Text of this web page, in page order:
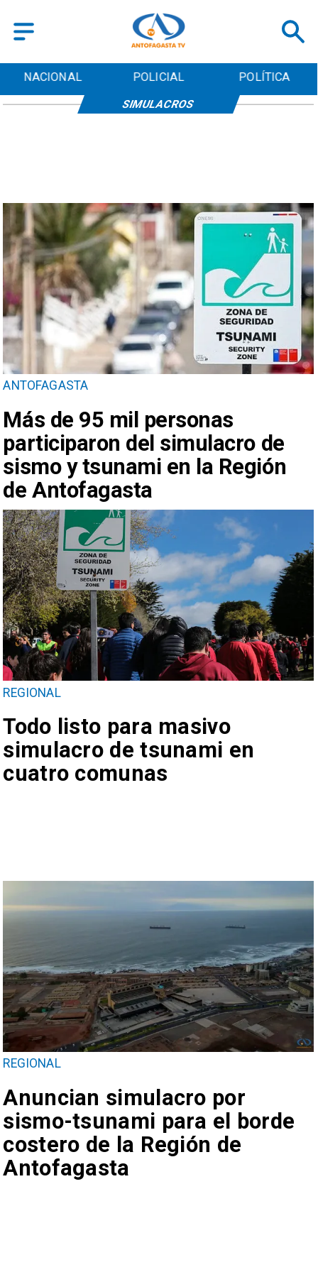
NACIONAL POLICIAL POLÍTICA
ANTOFAGASTA
Más de 95 mil personas
participaron del simulacro de
sismo y tsunami en la Región
de Antofagasta
REGIONAL
Todo listo para masivo
simulacro de tsunami en
cuatro comunas
SIMULACROS
REGIONAL
Anuncian simulacro por
sismo-tsunami para el borde
costero de la Región de
Antofagasta